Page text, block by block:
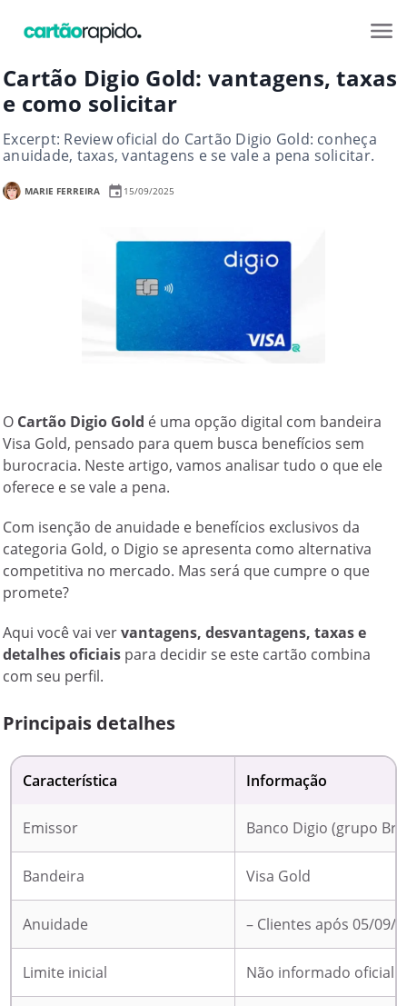
Cartão Digio Gold: vantagens, taxas
e como solicitar
Excerpt: Review oficial do Cartão Digio Gold: conheça
anuidade, taxas, vantagens e se vale a pena solicitar.
MARIE FERREIRA 15/09/2025
O Cartão Digio Gold é uma opção digital com bandeira
Visa Gold, pensado para quem busca benefícios sem
burocracia. Neste artigo, vamos analisar tudo o que ele
oferece e se vale a pena.
Com isenção de anuidade e benefícios exclusivos da
categoria Gold, o Digio se apresenta como alternativa
competitiva no mercado. Mas será que cumpre o que
promete?
Aqui você vai vervantagens, desvantagens, taxas e
detalhes oficiais para decidir se este cartão combina
com seu perfil.
Principais detalhes
Característica Informação
Emissor Banco Digio (grupo
Bandeira Visa Gold
Anuidade – Clientes após 05/09/
Limite inicial Não informado